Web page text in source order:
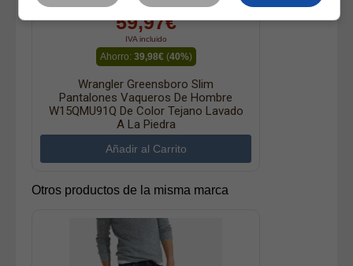
59,97€
IVA incluido
Ahorro: 39,98€(40%)
Wrangler Greensboro Slim
Pantalones Vaqueros De Hombre
W15QMU91Q De Color Tejano Lavado
A La Piedra
Otros productos de la misma marca